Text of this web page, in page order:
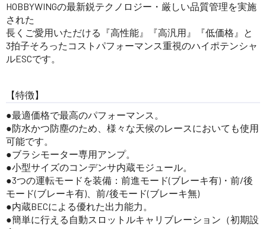
HOBBYWINGの最新鋭テクノロジー・厳しい品質管理を実施
された
長くご愛用いただける『高性能』『高汎用』『低価格』と
3拍子そろったコストパフォーマンス重視のハイポテンシャ
ルESCです。
【特徴】
●最適価格で最高のパフォーマンス。
●防水かつ防塵のため、様々な天候のレースにおいても使用
可能です。
●ブラシモーター専用アンプ。
●小型サイズのコンデンサ内蔵モジュール。
●3つの運転モードを装備：前進モード(ブレーキ有)・前/後
モード(ブレーキ有)、前/後モード(ブレーキ無)
●内蔵BECによる優れた出力能力。
●簡単に行える自動スロットルキャリブレーション（初期設